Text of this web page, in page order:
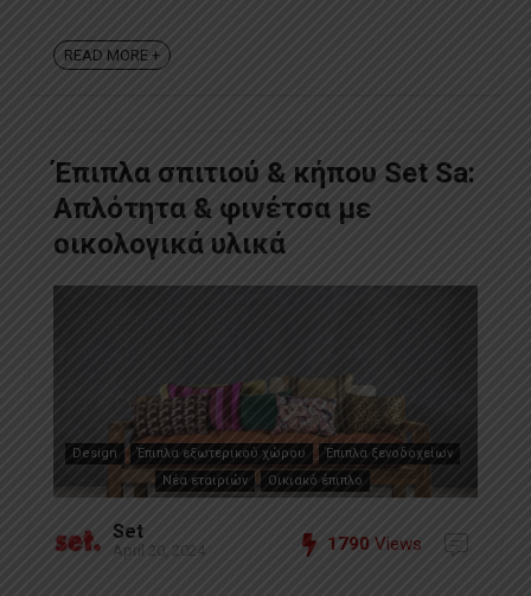
READ MORE +
Έπιπλα σπιτιού & κήπου Set Sa:
Απλότητα & φινέτσα με
οικολογικά υλικά
Design Έπιπλα εξωτερικού χώρου
Έπιπλα ξενοδοχείων
Νέα εταιριών
Οικιακό έπιπλο
Set
April 20, 2024 1790 Views